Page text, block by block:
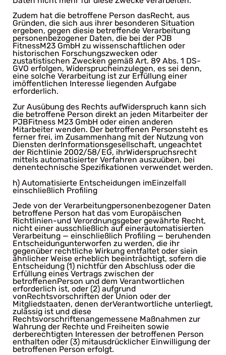
Zudem hat die betroffene Person dasRecht, aus
Gründen, die sich aus ihrer besonderen Situation
ergeben, gegen diesie betreffende Verarbeitung
personenbezogener Daten, die bei der PJB
FitnessM23 GmbH zu wissenschaftlichen oder
historischen Forschungszwecken oder
zustatistischen Zwecken gemäß Art. 89 Abs. 1 DS-
GVO erfolgen, Widersprucheinzulegen, es sei denn,
eine solche Verarbeitung ist zur Erfüllung einer
imöffentlichen Interesse liegenden Aufgabe
erforderlich.
Zur Ausübung des Rechts aufWiderspruch kann sich
die betroffene Person direkt an jeden Mitarbeiter der
PJBFitness M23 GmbH oder einen anderen
Mitarbeiter wenden. Der betroffenen Personsteht es
ferner frei, im Zusammenhang mit der Nutzung von
Diensten derInformationsgesellschaft, ungeachtet
der Richtlinie 2002/58/EG, ihrWiderspruchsrecht
mittels automatisierter Verfahren auszuüben, bei
denentechnische Spezifikationen verwendet werden.
h) Automatisierte Entscheidungen imEinzelfall
einschließlich Profiling
Jede von der Verarbeitungpersonenbezogener Daten
betroffene Person hat das vom Europäischen
Richtlinien-und Verordnungsgeber gewährte Recht,
nicht einer ausschließlich auf einerautomatisierten
Verarbeitung — einschließlich Profiling — beruhenden
Entscheidungunterworfen zu werden, die ihr
gegenüber rechtliche Wirkung entfaltet oder siein
ähnlicher Weise erheblich beeinträchtigt, sofern die
Entscheidung (1) nichtfür den Abschluss oder die
Erfüllung eines Vertrags zwischen der
betroffenenPerson und dem Verantwortlichen
erforderlich ist, oder (2) aufgrund
vonRechtsvorschriften der Union oder der
Mitgliedstaaten, denen derVerantwortliche unterliegt,
zulässig ist und diese
Rechtsvorschriftenangemessene Maßnahmen zur
Wahrung der Rechte und Freiheiten sowie
derberechtigten Interessen der betroffenen Person
enthalten oder (3) mitausdrücklicher Einwilligung der
betroffenen Person erfolgt.